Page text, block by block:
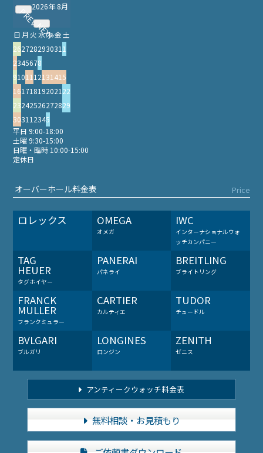
PREV
2026年 8月
NEXT
日 月 火 水木金 土
262728293031 1
2345678
91011 12131415
161718192021 22
23242526272829
3031 1 2345
平日 9:00-18:00
土曜 9:30-15:00
日曜・臨時 10:00-15:00
定休日
オーバーホール料金表 Price
ロレックス OMEGA
オメガ
IWC
インターナショナルウォ
ッチカンパニー
TAG
HEUER
タグホイヤー
PANERAI
パネライ
BREITLING
ブライトリング
FRANCK
MULLER
フランクミュラー
CARTIER
カルティエ
TUDOR
チュードル
BVLGARI
ブルガリ
LONGINES
ロンジン
ZENITH
ゼニス
アンティークウォッチ料金表
無料相談・お見積もり